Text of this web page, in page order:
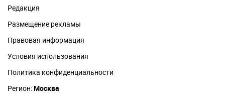
Редакция
Размещение рекламы
Правовая информация
Условия использования
Политика конфиденциальности
Регион:Москва